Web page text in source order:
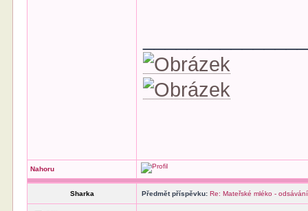
Nahoru
Sharka Předmět příspěvku: Re: Mateřské mléko -